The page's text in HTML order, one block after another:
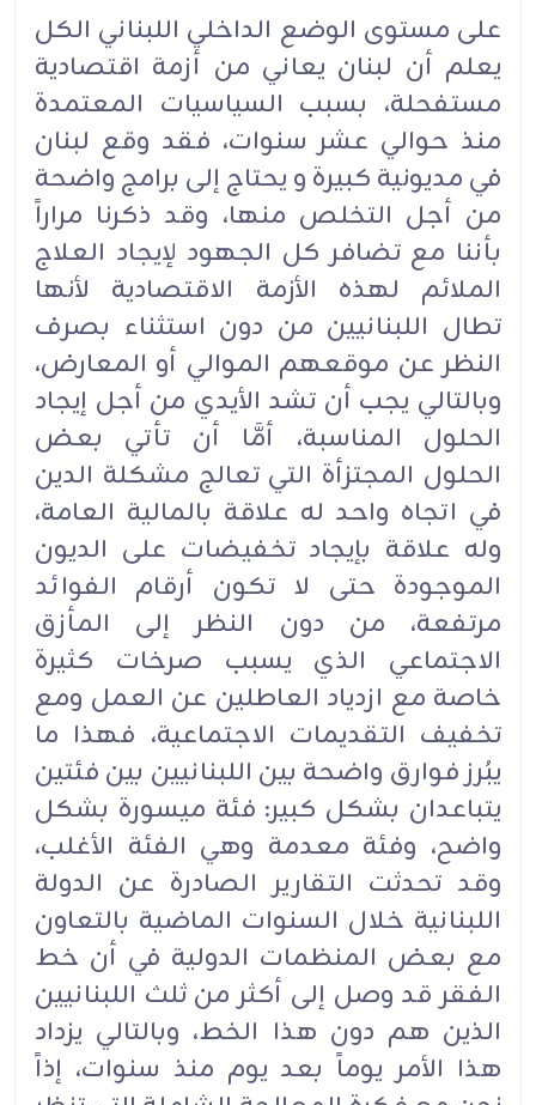
على مستوى الوضع الداخلي اللبناني الكل
يعلم أن لبنان يعاني من أزمة اقتصادية
مستفحلة، بسبب السياسيات المعتمدة
منذ حوالي عشر سنوات، فقد وقع لبنان
في مديونية كبيرة و يحتاج إلى برامج واضحة
من أجل التخلص منها، وقد ذكرنا مراراً
بأننا مع تضافر كل الجهود لإيجاد العلاج
الملائم لهذه الأزمة الاقتصادية لأنها
تطال اللبنانيين من دون استثناء بصرف
النظر عن موقعهم الموالي أو المعارض،
وبالتالي يجب أن تشد الأيدي من أجل إيجاد
الحلول المناسبة، أمَّا أن تأتي بعض
الحلول المجتزأة التي تعالج مشكلة الدين
في اتجاه واحد له علاقة بالمالية العامة،
وله علاقة بإيجاد تخفيضات على الديون
الموجودة حتى لا تكون أرقام الفوائد
مرتفعة، من دون النظر إلى المأزق
الاجتماعي الذي يسبب صرخات كثيرة
خاصة مع ازدياد العاطلين عن العمل ومع
تخفيف التقديمات الاجتماعية، فهذا ما
يبُرز فوارق واضحة بين اللبنانيين بين فئتين
يتباعدان بشكل كبير: فئة ميسورة بشكل
واضح، وفئة معدمة وهي الفئة الأغلب،
وقد تحدثت التقارير الصادرة عن الدولة
اللبنانية خلال السنوات الماضية بالتعاون
مع بعض المنظمات الدولية في أن خط
الفقر قد وصل إلى أكثر من ثلث اللبنانيين
الذين هم دون هذا الخط، وبالتالي يزداد
هذا الأمر يوماً بعد يوم منذ سنوات، إذاً